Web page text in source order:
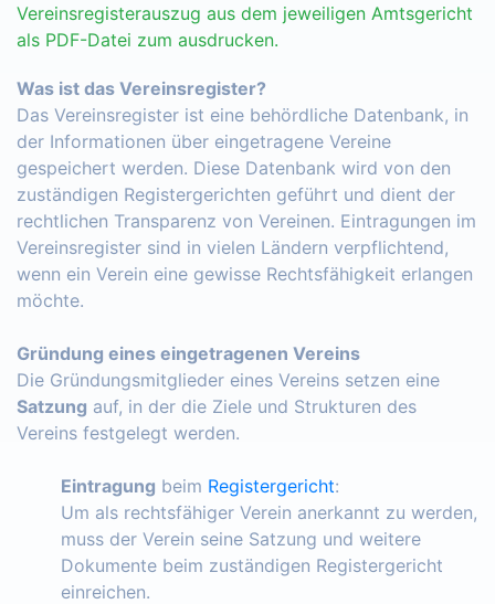
Vereinsregisterauszug aus dem jeweiligen Amtsgericht
als PDF-Datei zum ausdrucken.
Was ist das Vereinsregister?
Das Vereinsregister ist eine behördliche Datenbank, in
der Informationen über eingetragene Vereine
gespeichert werden. Diese Datenbank wird von den
zuständigen Registergerichten geführt und dient der
rechtlichen Transparenz von Vereinen. Eintragungen im
Vereinsregister sind in vielen Ländern verpflichtend,
wenn ein Verein eine gewisse Rechtsfähigkeit erlangen
möchte.
Gründung eines eingetragenen Vereins
Die Gründungsmitglieder eines Vereins setzen eine
Satzung auf, in der die Ziele und Strukturen des
Vereins festgelegt werden.
Eintragung beim Registergericht:
Um als rechtsfähiger Verein anerkannt zu werden,
muss der Verein seine Satzung und weitere
Dokumente beim zuständigen Registergericht
einreichen.